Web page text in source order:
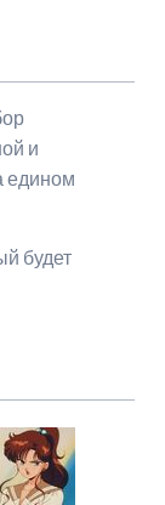
и
едином
будет